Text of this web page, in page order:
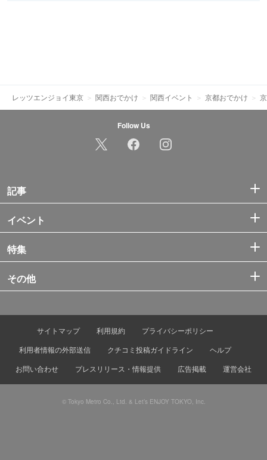
レッツエンジョイ東京 関西おでかけ 関西イベント 京都おでかけ
Follow Us
記事
イベント
特集
その他
サイトマップ 利用規約
プライバシーポリシー
利用者情報の外部送信
クチコミ投稿ガイドライン
ヘルプ
お問い合わせ
プレスリリース・情報提供 広告掲載 運営会社
© Tokyo Metro Co., Ltd. & Let’s ENJOY TOKYO, Inc.